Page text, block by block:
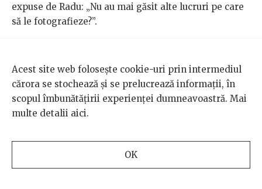
expuse de Radu: „Nu au mai găsit alte lucruri pe care
să le fotografieze?”.
mă pe reglementările de natură polițienească sau din
timpul stărilor de urgență sau din timpul războiului
față de fotografie. În România modernă, unde evreii
au fost lipsiți de drepturi cetățenești după 1866,
arate comunitatea evreiască că e persecutată.
Acest site web folosește cookie-uri prin intermediul
cărora se stochează și se prelucrează informații, în
scopul îmbunătățirii experienței dumneavoastră. Mai
multe detalii aici.
OK